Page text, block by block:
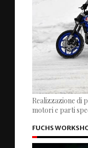
Realizzazione di
motori e parti
FUCHS